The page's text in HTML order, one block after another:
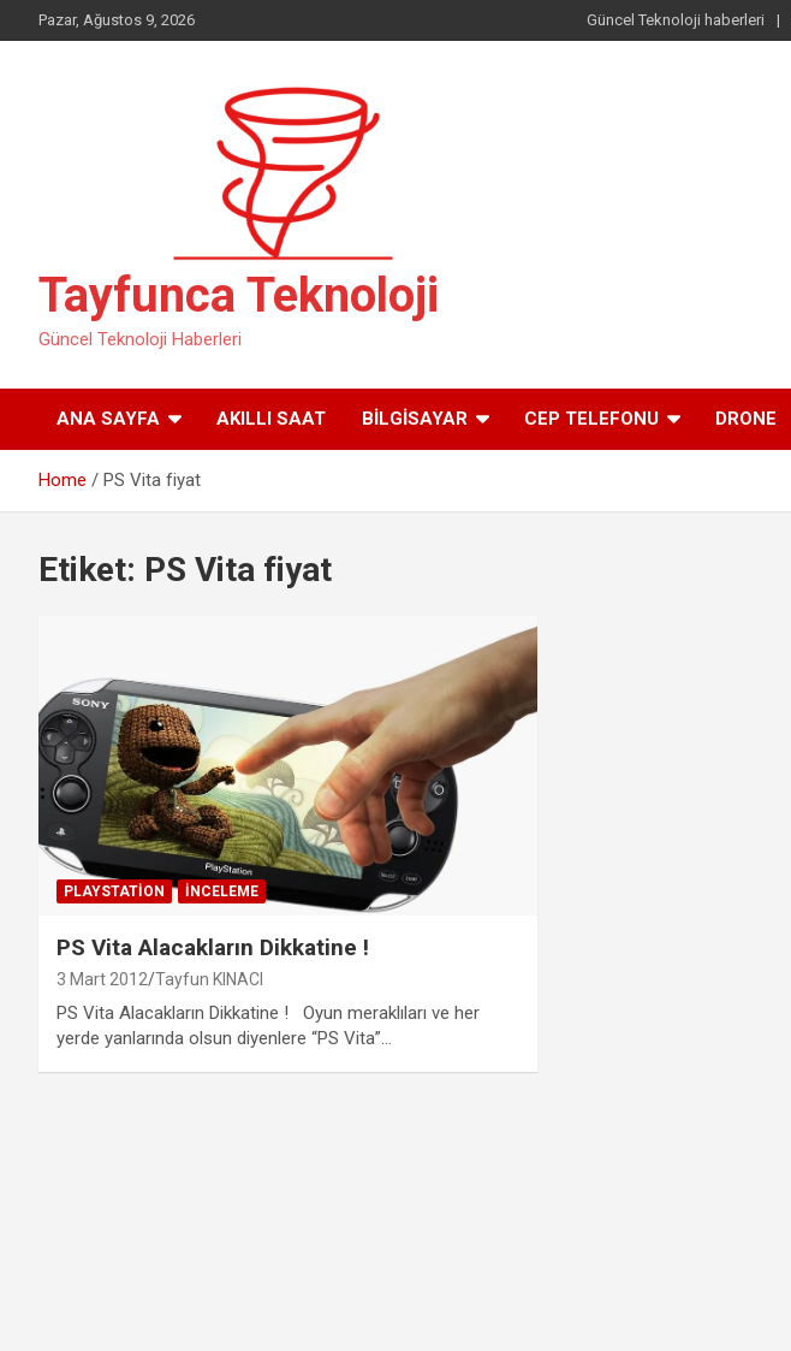
to
Pazar, Ağustos 9, 2026 Güncel Teknoloji haberleri
Tayfunca Teknoloji
Güncel Teknoloji Haberleri
ANA SAYFA AKILLI SAAT BILGISAYAR CEP TELEFONU DRONE
Home PS Vita fiyat
Etiket: PS Vita fiyat
PLAYSTATION İNCELEME
PS Vita Alacakların Dikkatine !
3 Mart 2012 Tayfun KINACI
PS Vita Alacakların Dikkatine ! Oyun meraklıları ve her
yerde yanlarında olsun diyenlere “PS Vita”…